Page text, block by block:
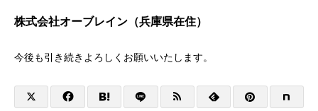
株式会社オーブレイン（兵庫県在住）
今後も引き続きよろしくお願いいたします。